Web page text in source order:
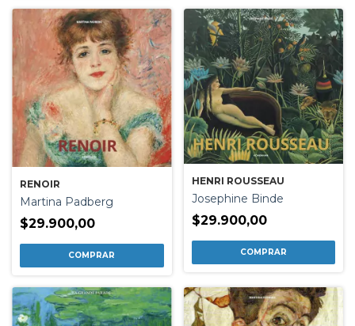
RENOIR
Martina Padberg
$29.900,00
HENRI ROUSSEAU
Josephine Binde
$29.900,00